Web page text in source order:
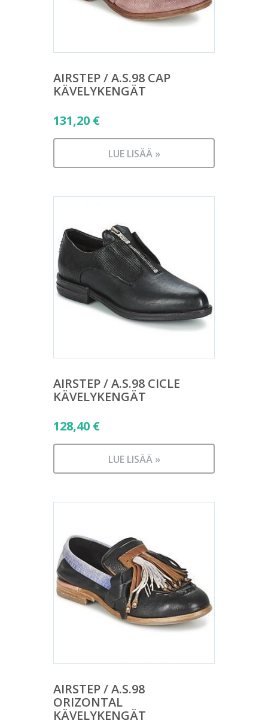
AIRSTEP / A.S.98 CAP
KÄVELYKENGÄT
131,20 €
LUE LISÄÄ »
AIRSTEP / A.S.98 CICLE
KÄVELYKENGÄT
128,40 €
LUE LISÄÄ »
AIRSTEP / A.S.98
ORIZONTAL
KÄVELYKENGÄT